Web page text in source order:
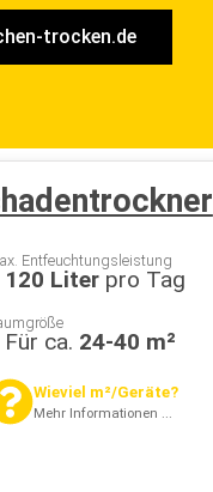
trocken.de
Entfeuchtungsleistung
120 Literpro Tag
Für ca. 24-40 m²
Wieviel m²/Geräte?
Mehr Informationen ...